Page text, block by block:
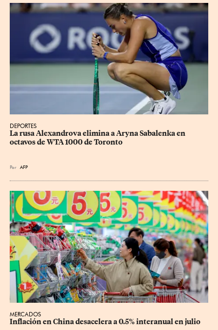
DEPORTES
La rusa Alexandrova elimina a Aryna Sabalenka en
octavos de WTA 1000 de Toronto
Por AFP
MERCADOS
Inflación en China desacelera a 0.5% interanual en julio